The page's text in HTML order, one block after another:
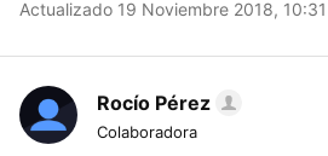
Actualizado 19 Noviembre 2018, 10:31
Rocío Pérez
Colaboradora